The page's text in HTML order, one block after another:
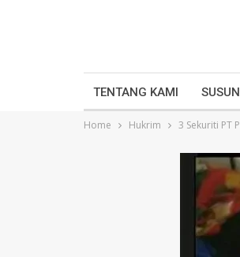
TENTANG KAMI
Home Hukrim 3 Sekuriti PT